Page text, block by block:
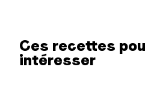
Ces recettes
intéresser